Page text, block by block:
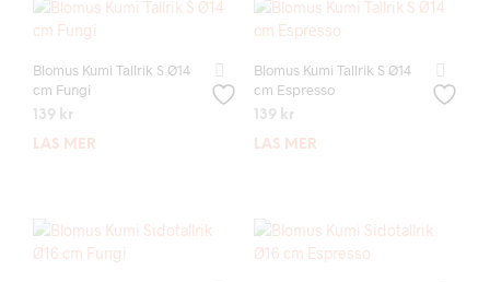
Blomus Kumi Tallrik S Ø14
cm Fungi
139 kr
LÄS MER
Blomus Kumi Tallrik S Ø14
cm Espresso
139 kr
LÄS MER